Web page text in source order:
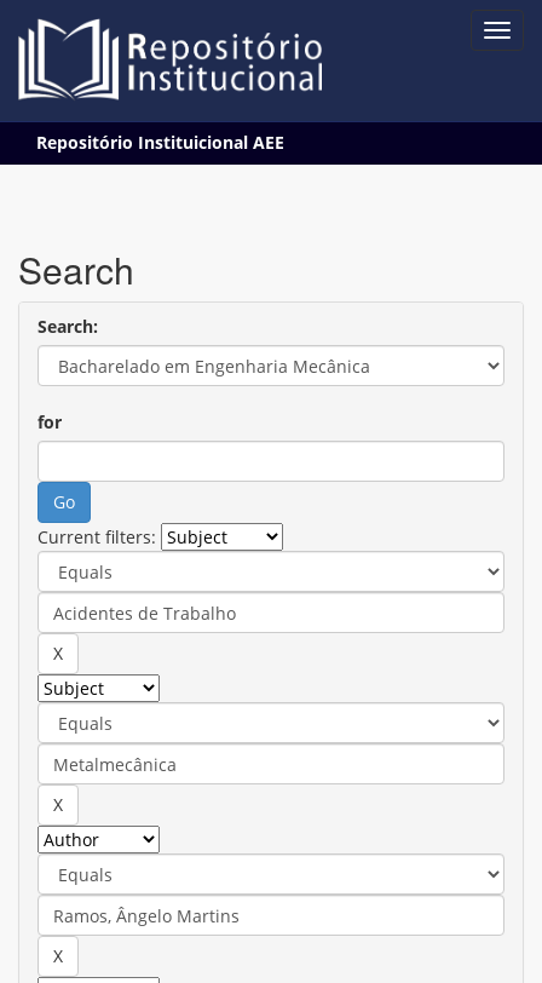
navigation
Repositório Instituicional AEE
Search
Search:
for
Current filters: